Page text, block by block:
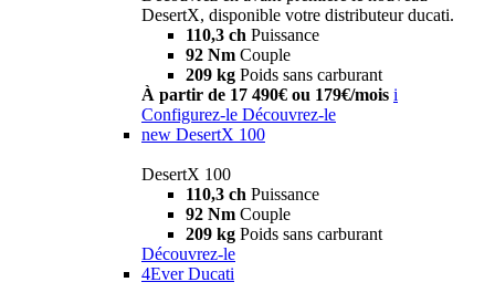
DesertX, disponible votre distributeur ducati.
110,3 ch Puissance
92 Nm Couple
209 kg Poids sans carburant
À partir de 17 490€ ou 179€/mois i
Configurez-le Découvrez-le
new DesertX 100
DesertX 100
110,3 ch Puissance
92 Nm Couple
209 kg Poids sans carburant
Découvrez-le
4Ever Ducati